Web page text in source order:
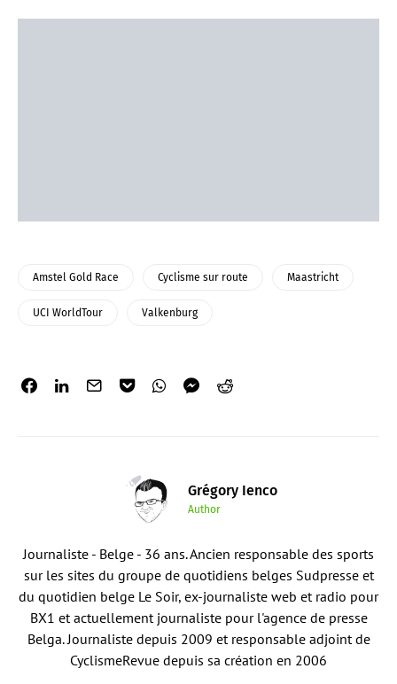
Amstel Gold Race Cyclisme sur route Maastricht
UCI WorldTour Valkenburg
Grégory Ienco
Author
Journaliste - Belge - 36 ans. Ancien responsable des sports
sur les sites du groupe de quotidiens belges Sudpresse et
du quotidien belge Le Soir, ex-journaliste web et radio pour
BX1 et actuellement journaliste pour l'agence de presse
Belga. Journaliste depuis 2009 et responsable adjoint de
CyclismeRevue depuis sa création en 2006